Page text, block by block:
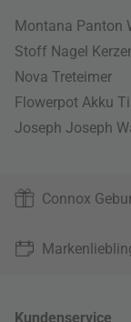
Montana Panton
Stoff Nagel
Nova Treteimer
Flowerpot Akku
Joseph Joseph
Connox
Kundenservice